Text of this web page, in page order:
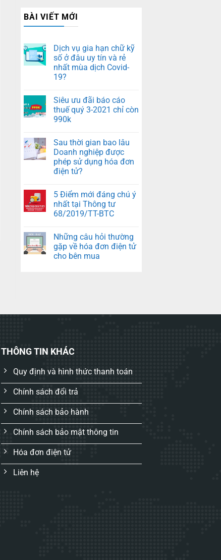
BÀI VIẾT MỚI
Dịch vụ gia hạn chữ kỹ
số ở đâu uy tín và rẻ
nhất mùa dịch Covid-
19?
Siêu ưu đãi báo cáo
thuế quý 3-2021 chỉ còn
990k
Sau thời gian bao lâu
Doanh nghiệp được
phép sử dụng hóa đơn
điện tử?
5 Điểm mới đáng chú ý
nhất tại Thông tư
68/2019/TT-BTC
Những câu hỏi thường
gặp về hóa đơn điện tử
cho bên mua
THÔNG TIN KHÁC
Quy định và hình thức thanh toán
Chính sách đổi trả
Chính sách bảo hành
Chính sách bảo mật thông tin
Hóa đơn điện tử
Liên hệ